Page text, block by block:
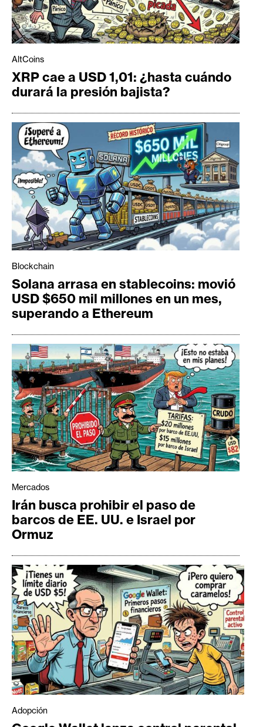
AltCoins
XRP cae a USD 1,01: ¿hasta cuándo
durará la presión bajista?
Blockchain
Solana arrasa en stablecoins: movió
USD $650 mil millones en un mes,
superando a Ethereum
Mercados
Irán busca prohibir el paso de
barcos de EE. UU. e Israel por
Ormuz
Adopción